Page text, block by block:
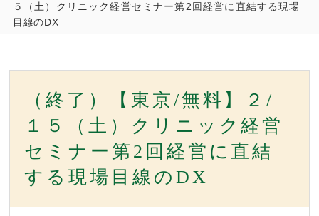
５（土）クリニック経営セミナー第2回経営に直結する現場
目線のDX
（終了）【東京/無料】２/
１５（土）クリニック経営
セミナー第2回経営に直結
する現場目線のDX